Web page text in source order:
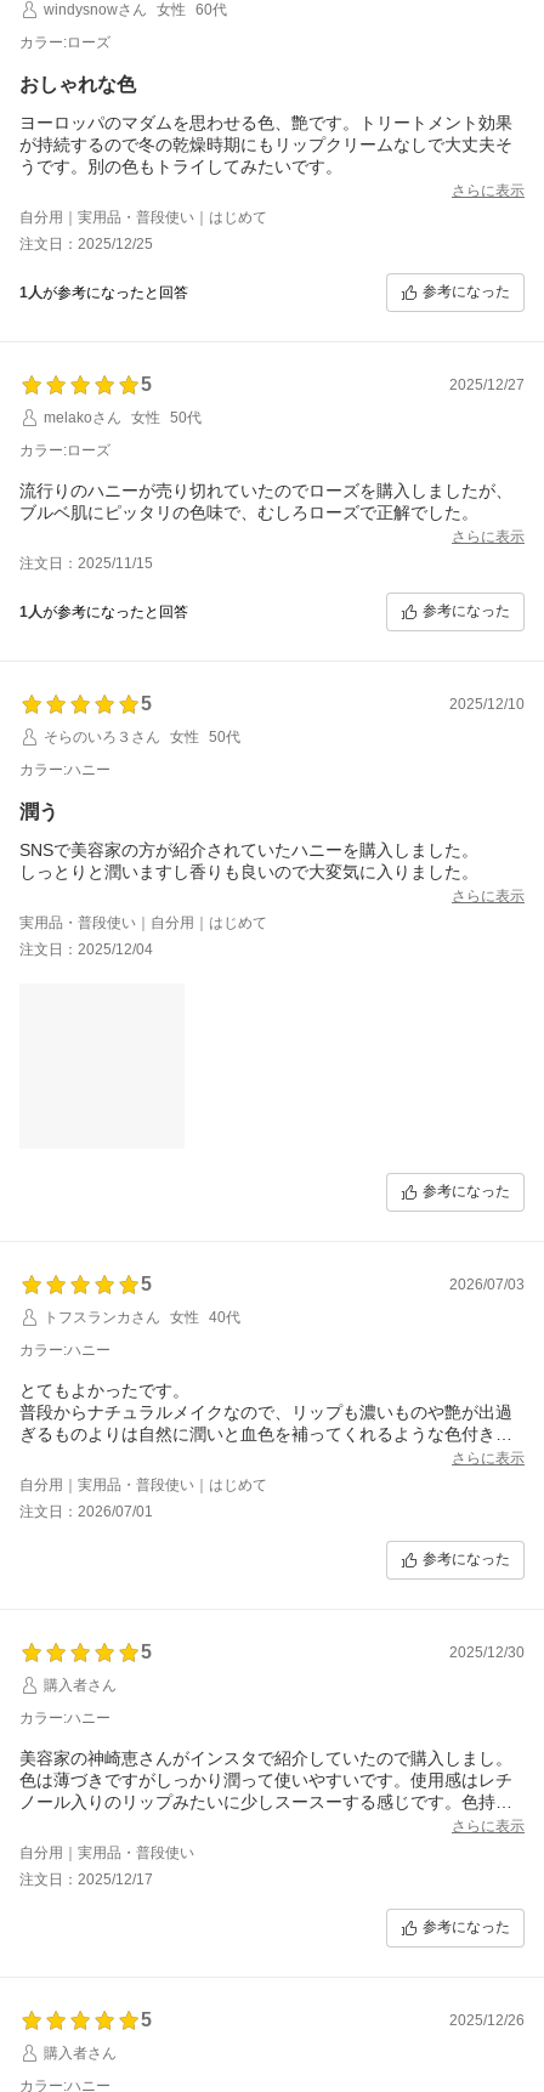
windysnowさん
女性
60代
カラー:ローズ
おしゃれな色
ヨーロッパのマダムを思わせる色、艶です。トリートメント効果
が持続するので冬の乾燥時期にもリップクリームなしで大丈夫そ
うです。別の色もトライしてみたいです。
さらに表示
自分用｜実用品・普段使い｜はじめて
注文日：2025/12/25
1人が参考になったと回答 参考になった
5
2025/12/27
melakoさん
女性
50代
カラー:ローズ
流行りのハニーが売り切れていたのでローズを購入しましたが、
ブルベ肌にピッタリの色味で、むしろローズで正解でした。
さらに表示
注文日：2025/11/15
1人が参考になったと回答 参考になった
5
2025/12/10
そらのいろ３さん
女性
50代
カラー:ハニー
潤う
SNSで美容家の方が紹介されていたハニーを購入しました。
しっとりと潤いますし香りも良いので大変気に入りました。
さらに表示
実用品・普段使い｜自分用｜はじめて
注文日：2025/12/04
参考になった
5
2026/07/03
トフスランカさん
女性
40代
カラー:ハニー
とてもよかったです。
普段からナチュラルメイクなので、リップも濃いものや艶が出過
ぎるものよりは自然に潤いと血色を補ってくれるような色付きバ
これまでDiorのアディクトリップグロウを愛用していたのです
が、ラメールのリップバームの使い心地がとても良かったので、
塗り心地はリップバームとほぼ同じ、ベタベタせず自然に唇が潤
も塗ってないようには見えず、ちゃんと上品に血色も良くなるの
こちらのリップは飲食するとすぐに色が落ちますが、不自然にス
だし唇にも負担なくていいのかなーと感じました。
色が落ちても唇はしっとりしてるので、無理に色を残すリップで
カピカピするより、ずっとずっと快適です。
ノールックでもグリグリ塗れそうなので、私にとってはとても使
いやすく、持ち歩いてたくさん使うと思います。
なので、すぐ無くなる気が…します。コスパだけが…敵です。
さらに表示
自分用｜実用品・普段使い｜はじめて
注文日：2026/07/01
参考になった
5
2025/12/30
購入者さん
カラー:ハニー
美容家の神崎恵さんがインスタで紹介していたので購入しまし。
色は薄づきですがしっかり潤って使いやすいです。使用感はレチ
ノール入りのリップみたいに少しスースーする感じです。色持ち
はあまり良くないですが、下地いらずで塗り直せるため、便利か
と思います。何を使ってもベロベロに唇の皮が向けるという人に
おすすめ。ケースも高級感があって嬉しいです。もう少ししっか
り色が発色してくれたら嬉しいかな。次はココアが欲しいです。
さらに表示
自分用｜実用品・普段使い
注文日：2025/12/17
参考になった
5
2025/12/26
購入者さん
カラー:ハニー